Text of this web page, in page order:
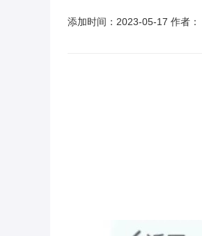
添加时间：2023-05-17 作者